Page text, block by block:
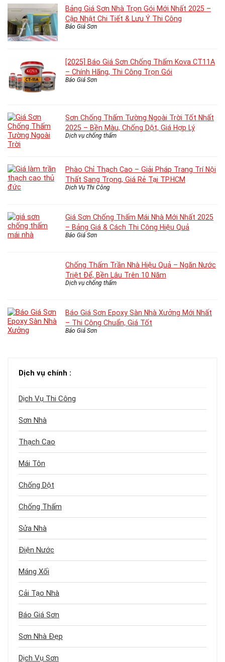
Bảng Giá Sơn Nhà Trọn Gói Mới Nhất 2025 –
Cập Nhật Chi Tiết & Lưu Ý Thi Công
Báo Giá Sơn
[2025] Báo Giá Sơn Chống Thấm Kova CT11A
– Chính Hãng, Thi Công Trọn Gói
Báo Giá Sơn
Sơn Chống Thấm Tường Ngoài Trời Tốt Nhất
2025 – Bền Màu, Chống Dột, Giá Hợp Lý
Dịch vụ chống thấm
Phào Chỉ Thạch Cao – Giải Pháp Trang Trí Nội
Thất Sang Trọng, Giá Rẻ Tại TP.HCM
Dịch Vụ Thi Công
Giá Sơn Chống Thấm Mái Nhà Mới Nhất 2025
– Bảng Giá & Cách Thi Công Hiệu Quả
Báo Giá Sơn
Chống Thấm Trần Nhà Hiệu Quả – Ngăn Nước
Triệt Để, Bền Lâu Trên 10 Năm
Dịch vụ chống thấm
Báo Giá Sơn Epoxy Sàn Nhà Xưởng Mới Nhất
– Thi Công Chuẩn, Giá Tốt
Báo Giá Sơn
Dịch vụ chính :
Dịch Vụ Thi Công
Sơn Nhà
Thạch Cao
Mái Tôn
Chống Dột
Chống Thấm
Sửa Nhà
Điện Nước
Máng Xối
Cải Tạo Nhà
Báo Giá Sơn
Sơn Nhà Đẹp
Dịch Vụ Sơn